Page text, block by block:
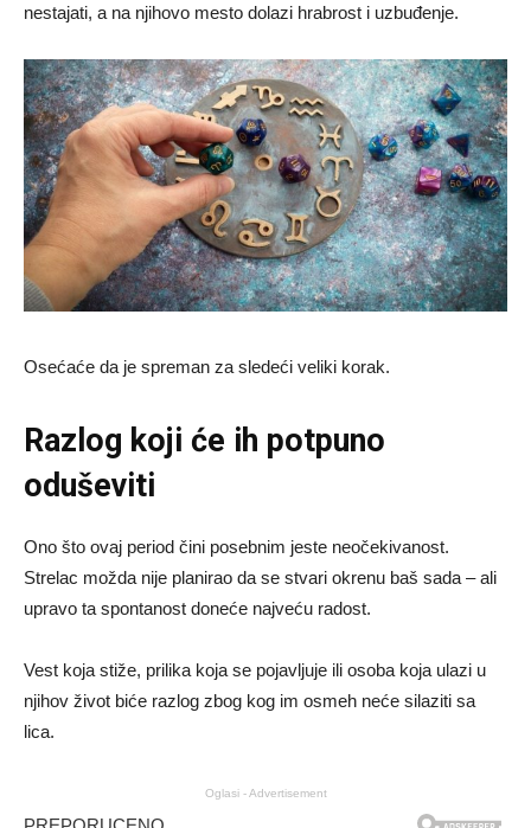
nestajati, a na njihovo mesto dolazi hrabrost i uzbuđenje.
Osećaće da je spreman za sledeći veliki korak.
Razlog koji će ih potpuno
oduševiti
Ono što ovaj period čini posebnim jeste neočekivanost.
Strelac možda nije planirao da se stvari okrenu baš sada – ali
upravo ta spontanost doneće najveću radost.
Vest koja stiže, prilika koja se pojavljuje ili osoba koja ulazi u
njihov život biće razlog zbog kog im osmeh neće silaziti sa
lica.
Oglasi - Advertisement